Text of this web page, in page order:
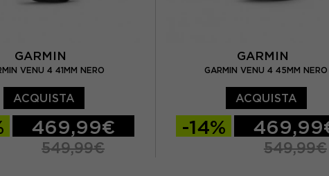
GARMIN
VENU 4 41MM NERO
ACQUISTA
469,99€
549,99€
GARMIN
GARMIN VENU 4 45MM NERO
ACQUISTA
-14%
549,99€